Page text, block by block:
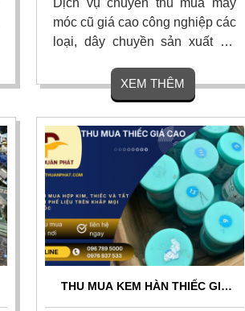
móc cũ giá cao công nghiệp các
loại, dây chuyền sản xuất hư
giá cao sát thị trường. Chúng tôi
cam kết thanh toán nhanh
chóng, tháo dỡ và vận chuyển
miễn phí tận nơi toàn quốc.
XEM THÊM
THU MUA KEM HÀN THIẾC GIÁ